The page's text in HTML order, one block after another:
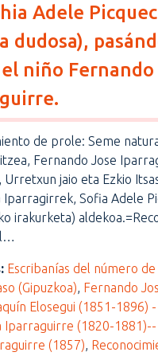
Adele
dudosa),
niño Fernando
de prole: Seme
Fernando Jose
Urretxun jaio eta Ezkio
Iparragirrek, Sofia Adele
irakurketa)
Escribanías del número
(Gipuzkoa), Fernando
Elosegui (1851-1896)
Iparraguirre (1820-1881)--
(1857),